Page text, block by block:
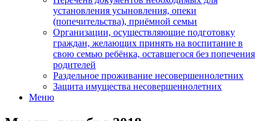
установления усыновления, опеки
(попечительства), приёмной семьи
Организации, осуществляющие подготовку
граждан, желающих принять на воспитание в
свою семью ребёнка, оставшегося без попечения
родителей
Раздельное проживание несовершеннолетних
Защита имущества несовершеннолетних
Меню